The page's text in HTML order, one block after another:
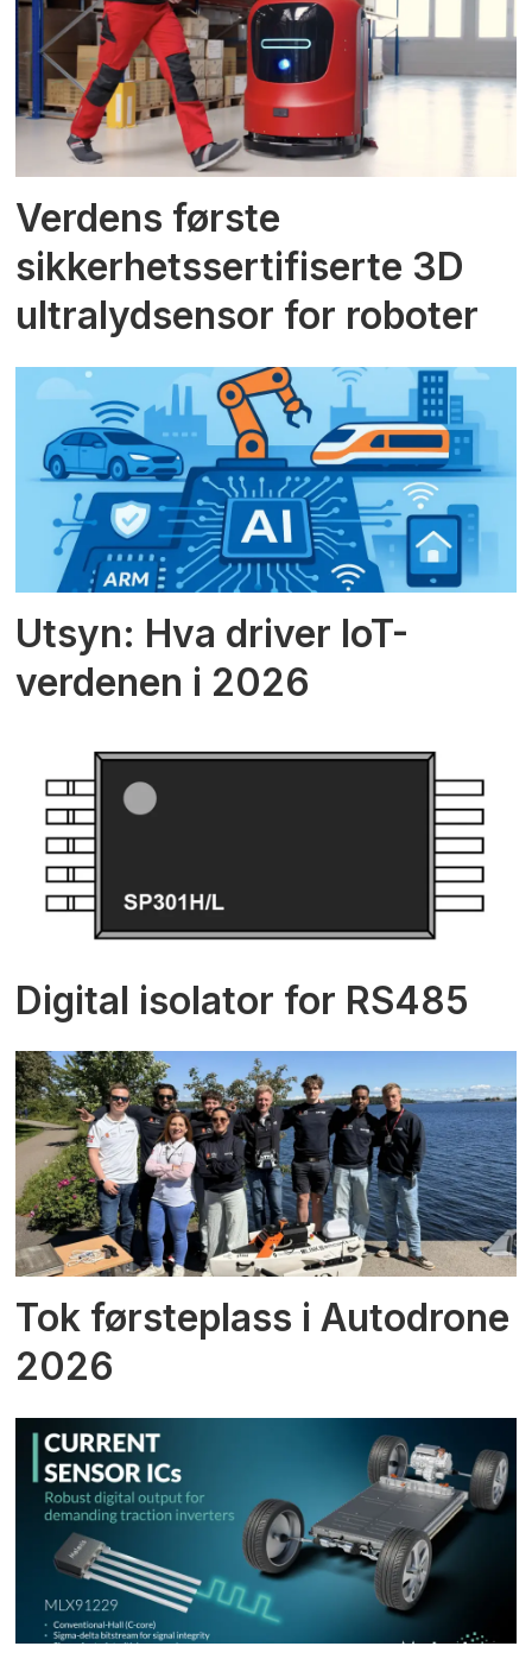
Verdens første
sikkerhetssertifiserte 3D
ultralydsensor for roboter
Utsyn: Hva driver IoT-
verdenen i 2026
Digital isolator for RS485
Tok førsteplass i Autodrone
2026